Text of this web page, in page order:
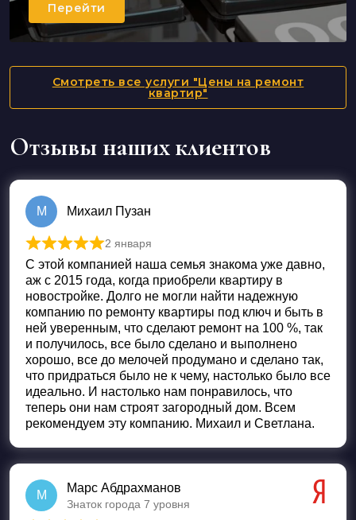
Перейти
Смотреть все услуги "Цены на ремонт
квартир"
Отзывы наших клиентов
М Михаил Пузан
Оценка из 5
2 января
С этой компанией наша семья знакома уже давно,
аж с 2015 года, когда приобрели квартиру в
новостройке. Долго не могли найти надежную
компанию по ремонту квартиры под ключ и быть в
ней уверенным, что сделают ремонт на 100 %, так
и получилось, все было сделано и выполнено
хорошо, все до мелочей продумано и сделано так,
что придраться было не к чему, настолько было все
идеально. И настолько нам понравилось, что
теперь они нам строят загородный дом. Всем
рекомендуем эту компанию. Михаил и Светлана.
М
Марс Абдрахманов
Знаток города 7 уровня